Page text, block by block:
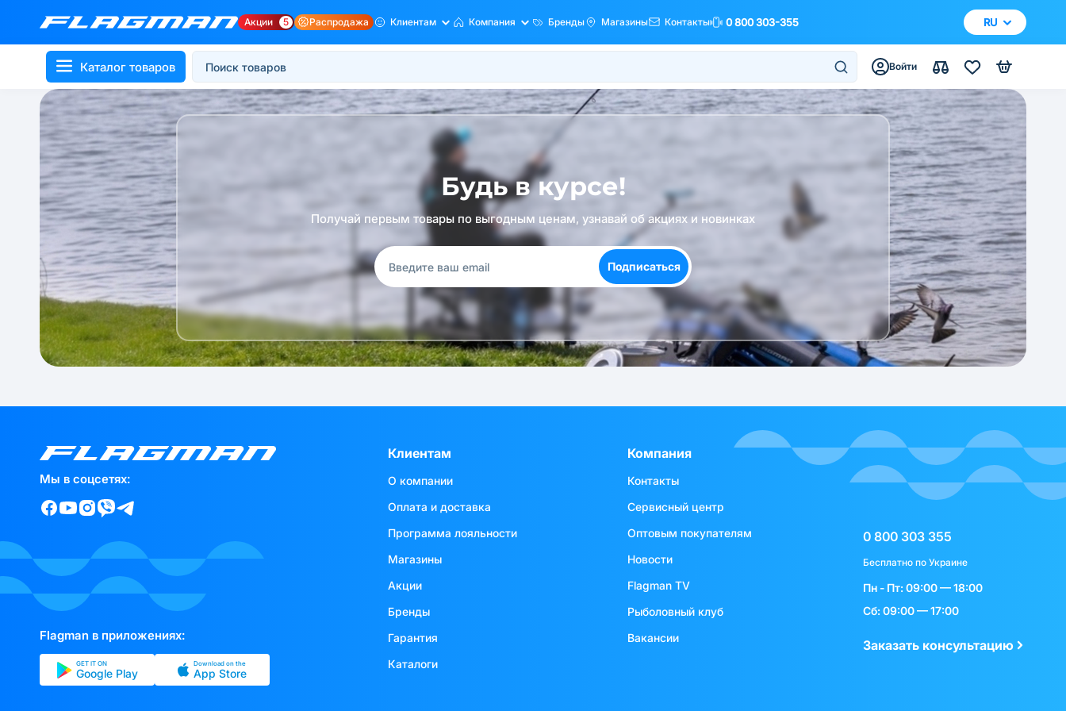
Акции 5 Распродажа Клиентам Компания Бренды Магазины Контакты 0 800 303-355 RU
Каталог товаров Войти
Будь в курсе!
Получай первым товары по выгодным ценам, узнавай об акциях и новинках
Подписаться
Мы в соцсетях:
Flagman в приложениях:
GET IT ON
Google Play
Download on the
App Store
Клиентам
О компании
Оплата и доставка
Программа лояльности
Магазины
Акции
Бренды
Гарантия
Каталоги
Компания
Контакты
Сервисный центр
Оптовым покупателям
Новости
Flagman TV
Рыболовный клуб
Вакансии
0 800 303 355
Бесплатно по Украине
Пн - Пт: 09:00 — 18:00
Сб: 09:00 — 17:00
Заказать консультацию